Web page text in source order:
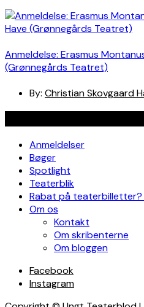
Anmeldelse: Erasmus
(Grønnegårds Teatret)
By: Christian Skovgaard
Anmeldelser
Bøger
Spotlight
Teaterblik
Rabat på teaterbilletter?
Om os
Kontakt
Om skribenterne
Om bloggen
Facebook
Instagram